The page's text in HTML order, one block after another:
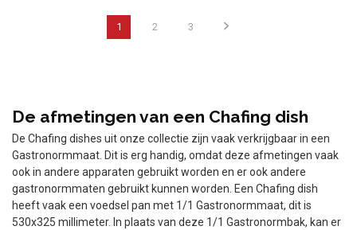
1 2 3
De afmetingen van een Chafing dish
De Chafing dishes uit onze collectie zijn vaak verkrijgbaar in een
Gastronormmaat. Dit is erg handig, omdat deze afmetingen vaak
ook in andere apparaten gebruikt worden en er ook andere
gastronormmaten gebruikt kunnen worden. Een Chafing dish
heeft vaak een voedsel pan met 1/1 Gastronormmaat, dit is
530x325 millimeter. In plaats van deze 1/1 Gastronormbak, kan er